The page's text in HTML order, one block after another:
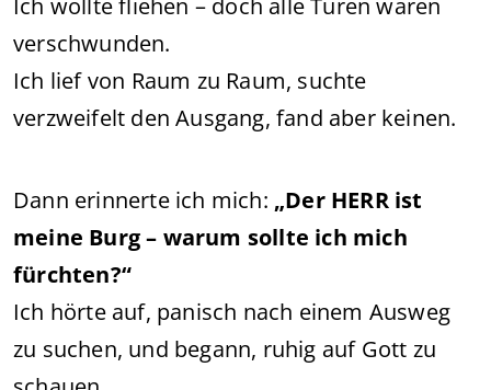
Ich wollte fliehen – doch alle Türen waren
verschwunden.
Ich lief von Raum zu Raum, suchte
verzweifelt den Ausgang, fand aber keinen.
Dann erinnerte ich mich: „Der HERR ist
meine Burg – warum sollte ich mich
fürchten?“
Ich hörte auf, panisch nach einem Ausweg
zu suchen, und begann, ruhig auf Gott zu